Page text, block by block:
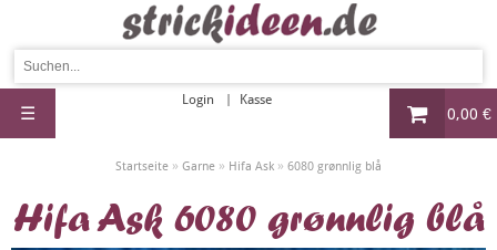
0,00 €
Login Kasse
☰
Startseite » Garne » Hifa Ask » 6080 grønnlig blå
Hifa Ask 6080 grønnlig blå